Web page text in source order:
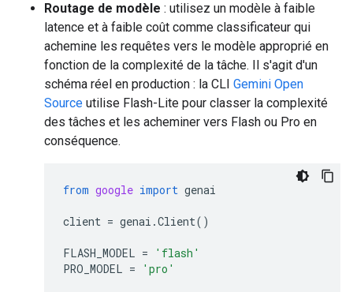
Routage de modèle : utilisez un modèle à faible
latence et à faible coût comme classificateur qui
achemine les requêtes vers le modèle approprié en
fonction de la complexité de la tâche. Il s'agit d'un
schéma réel en production : la CLI Gemini Open
Source utilise Flash-Lite pour classer la complexité
des tâches et les acheminer vers Flash ou Pro en
conséquence.
from google import genai
client = genai .Client()
FLASH_MODEL =
'flash'
PRO_MODEL = 'pro'